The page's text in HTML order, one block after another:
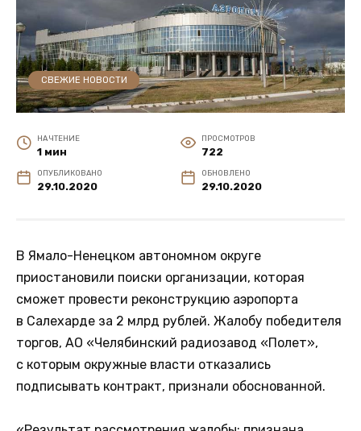
СВЕЖИЕ НОВОСТИ
НА ЧТЕНИЕ
1 мин
ПРОСМОТРОВ
722
ОПУБЛИКОВАНО
29.10.2020
ОБНОВЛЕНО
29.10.2020
В Ямало-Ненецком автономном округе
приостановили поиски организации, которая
сможет провести реконструкцию аэропорта
в Салехарде за 2 млрд рублей. Жалобу победителя
торгов, АО «Челябинский радиозавод «Полет»,
с которым окружные власти отказались
подписывать контракт, признали обоснованной.